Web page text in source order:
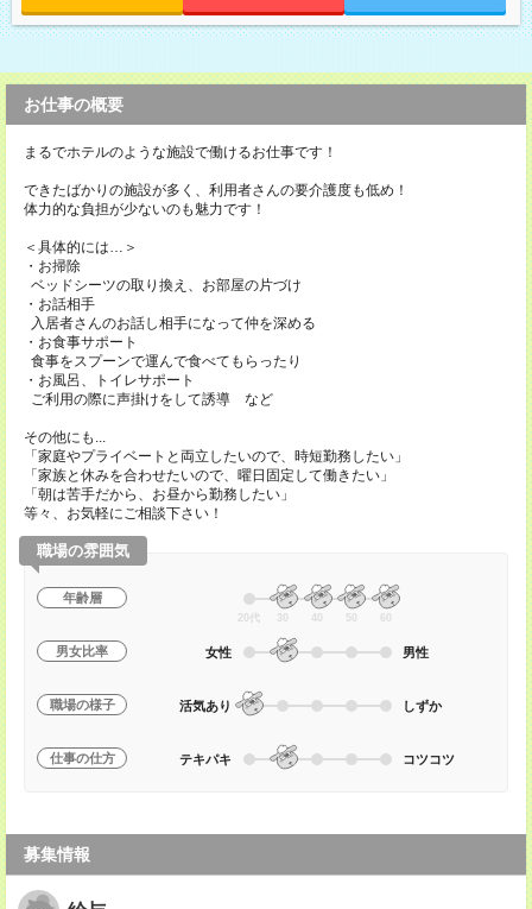
お仕事の概要
まるでホテルのような施設で働けるお仕事です！
できたばかりの施設が多く、利用者さんの要介護度も低め！
体力的な負担が少ないのも魅力です！
＜具体的には…＞
・お掃除
ベッドシーツの取り換え、お部屋の片づけ
・お話相手
入居者さんのお話し相手になって仲を深める
・お食事サポート
食事をスプーンで運んで食べてもらったり
・お風呂、トイレサポート
ご利用の際に声掛けをして誘導 など
その他にも...
「家庭やプライベートと両立したいので、時短勤務したい」
「家族と休みを合わせたいので、曜日固定して働きたい」
「朝は苦手だから、お昼から勤務したい」
等々、お気軽にご相談下さい！
職場の雰囲気
年齢層
20代 30 40 50 60
男女比率 女性 男性
職場の様子 活気あり しずか
仕事の仕方 テキパキ コツコツ
募集情報